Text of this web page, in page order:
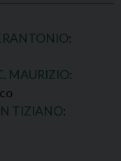
:
MAURIZIO:
TIZIANO: